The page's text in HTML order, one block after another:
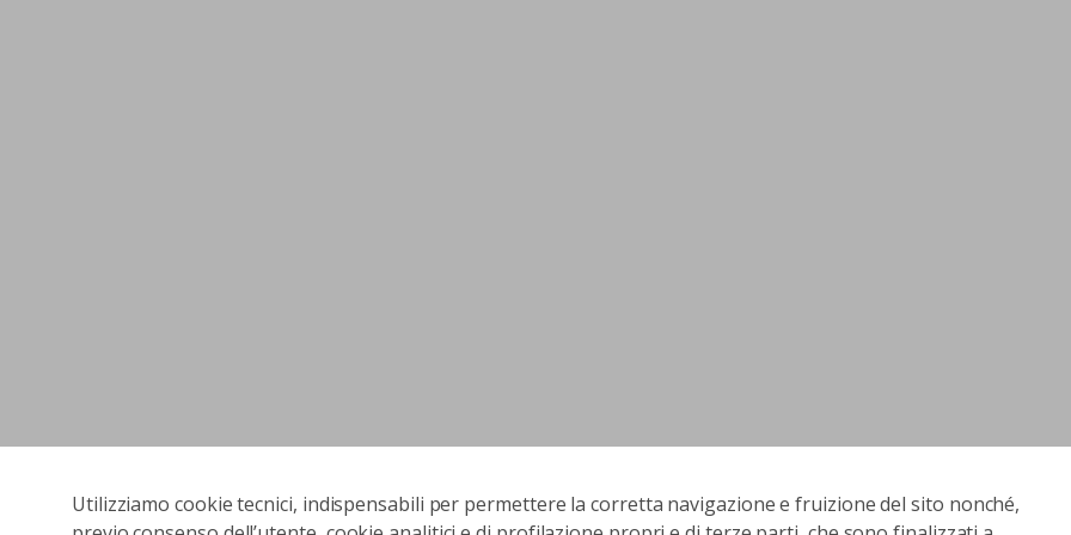
Utilizziamo cookie tecnici, indispensabili per permettere la corretta navigazione e fruizione del sito nonché,